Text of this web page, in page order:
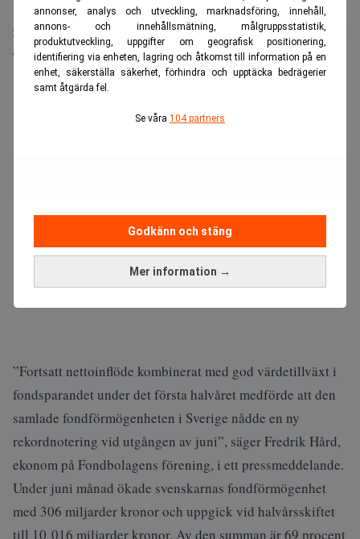
annonser, analys och utveckling, marknadsföring, innehåll,
annons- och innehållsmätning, målgruppsstatistik,
produktutveckling, uppgifter om geografisk positionering,
identifiering via enheten, lagring och åtkomst till information på en
enhet, säkerställa säkerhet, förhindra och upptäcka bedrägerier
samt åtgärda fel.
Se våra 104 partners
Mer information →
Godkänn och stäng
Svenskarnas samlade förmögenhet placerade i fonder
överstiger för första gången 10 000 miljarder kronor.
ANNONS
”Fortsatt nettoinflöde kombinerat med god värdetillväxt i
fondsparandet under det första halvåret medförde att den
samlade fondförmögenheten i Sverige nådde en ny
rekordnotering vid utgången av juni”, säger Fredrik Hård,
ekonom på Fondbolagens förening, i ett pressmeddelande.
Under juni månad ökade svenskarnas fondförmögenhet
med 306 miljarder kronor och uppgick vid halvårsskiftet
till 10 016 miljarder kronor. Av den summan är 69 procent